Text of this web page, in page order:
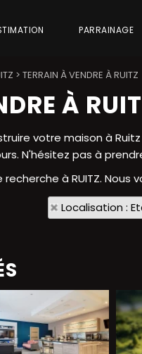
PARRAINAGE
> TERRAIN À VENDRE À RUITZ
À
votre maison à
N'hésitez pas à
à RUITZ.
Localisation :